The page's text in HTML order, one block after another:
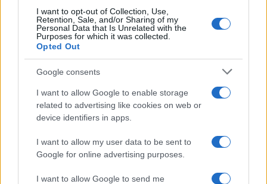
I want to opt-out of Collection, Use,
Retention, Sale, and/or Sharing of my
Personal Data that Is Unrelated with the
Purposes for which it was collected.
Opted Out
Google consents
I want to allow Google to enable storage
related to advertising like cookies on web or
device identifiers in apps.
I want to allow my user data to be sent to
Google for online advertising purposes.
I want to allow Google to send me
Ελλάδα
ΕΝΔΟΟΙΚΟΓΕΝΕΙΑΚΗ ΒΙΑ
ΙΩΑΝΝΙΝΑ
Share:
Ακολουθήστε το Νewsit.gr στοGoogle News
ενημερωθείτε πρώτοι για όλη την ειδησεογραφία και τα
τελευταία νέατης ημέρας